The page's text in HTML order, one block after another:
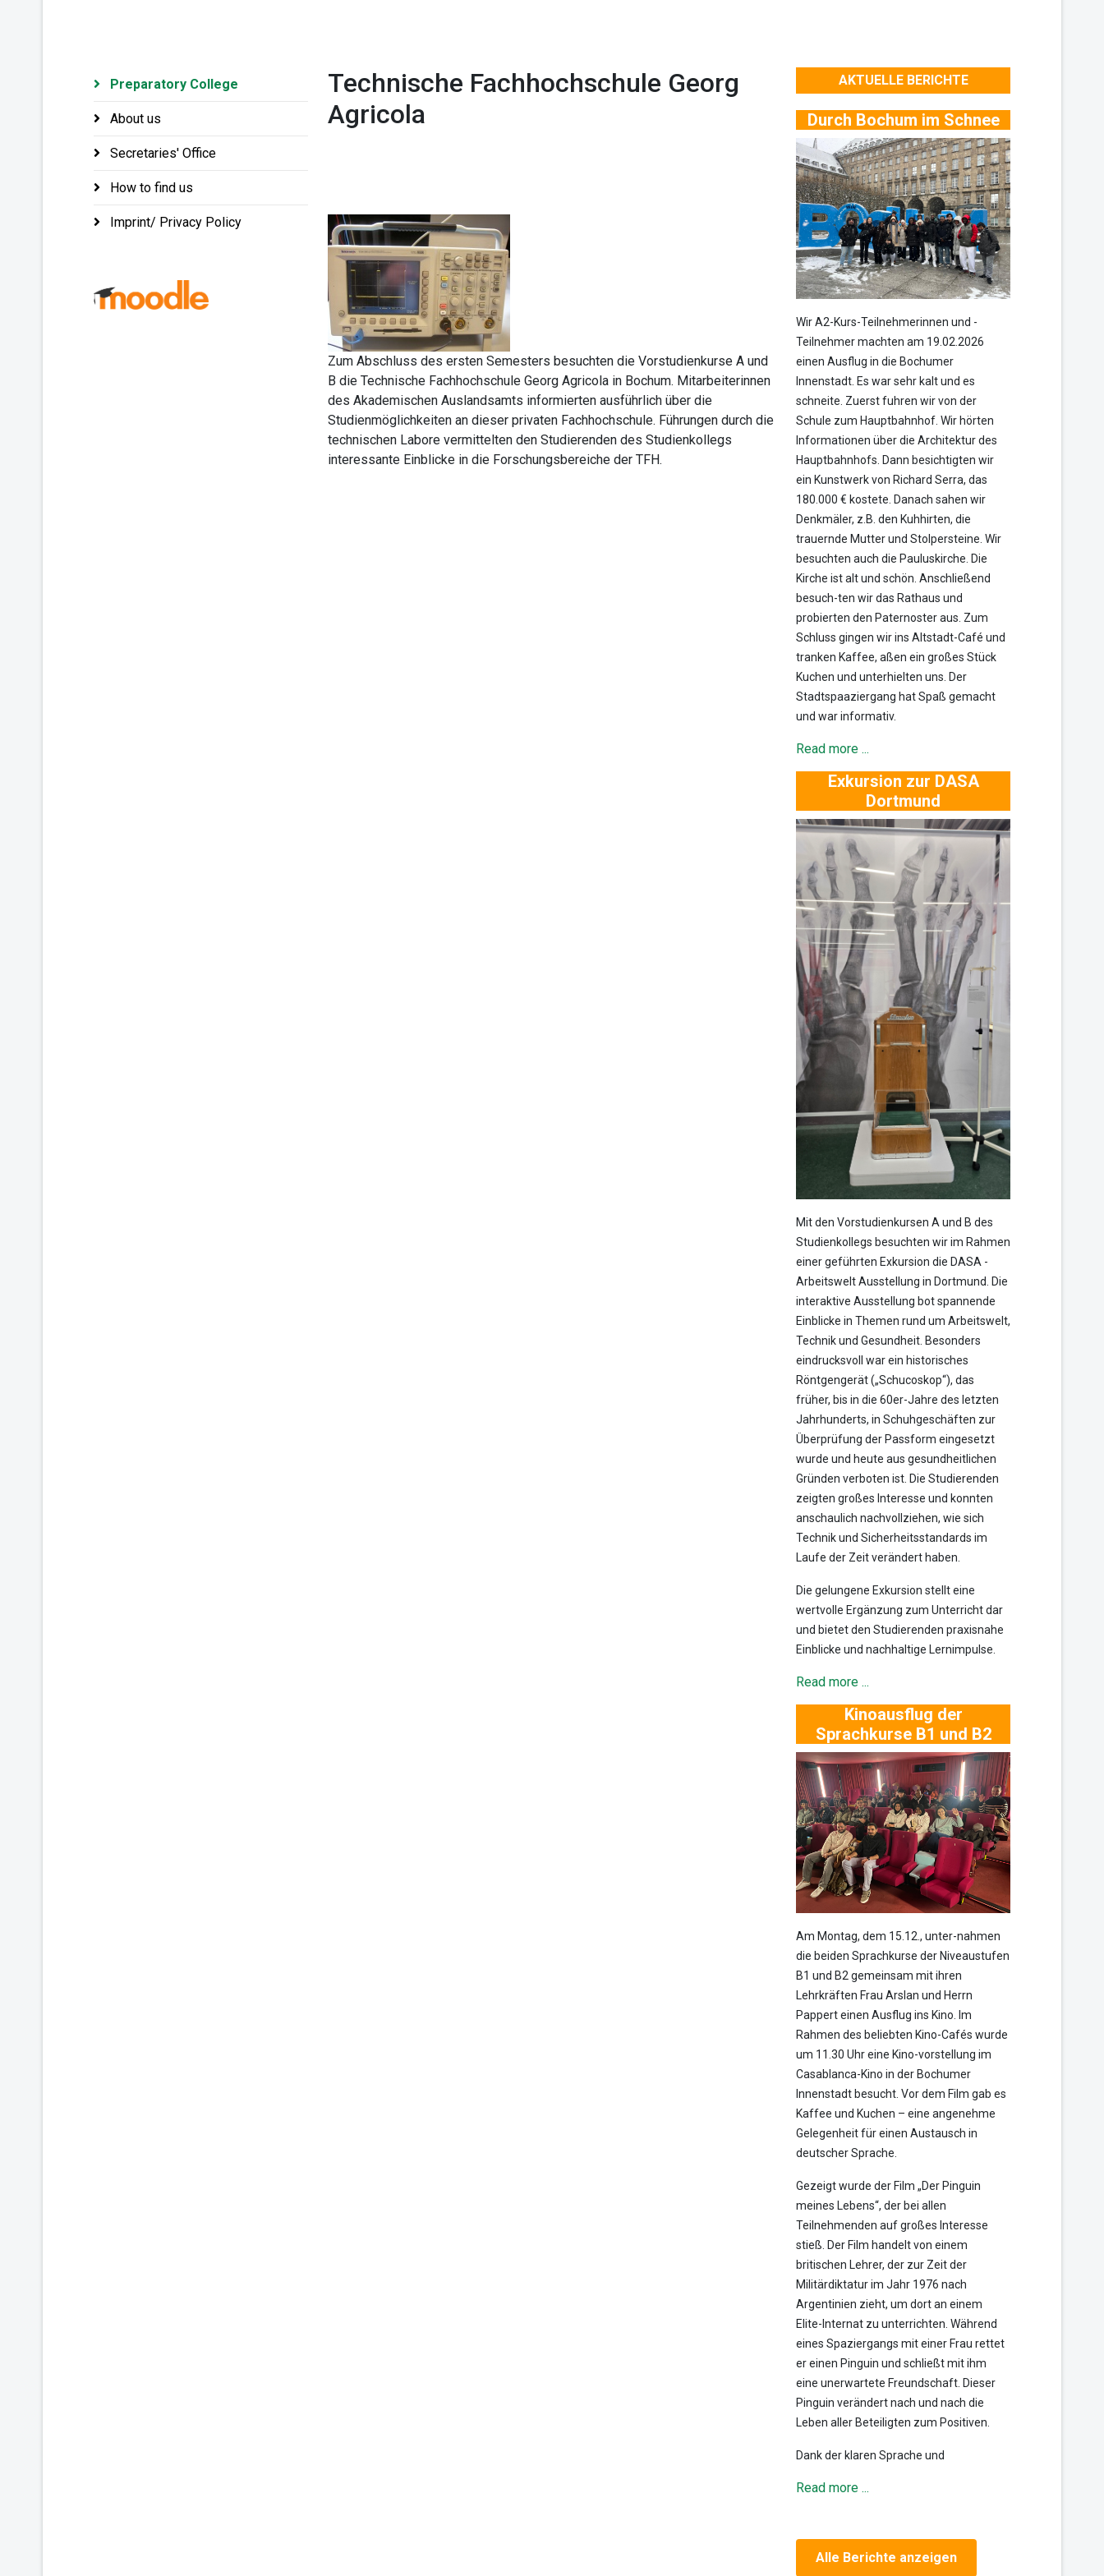
Preparatory College
About us
Secretaries' Office
How to find us
Imprint/ Privacy Policy
Technische Fachhochschule Georg
Agricola
Zum Abschluss des ersten Semesters besuchten die Vorstudienkurse A und
B die Technische Fachhochschule Georg Agricola in Bochum. Mitarbeiterinnen
des Akademischen Auslandsamts informierten ausführlich über die
Studienmöglichkeiten an dieser privaten Fachhochschule. Führungen durch die
technischen Labore vermittelten den Studierenden des Studienkollegs
interessante Einblicke in die Forschungsbereiche der TFH.
AKTUELLE BERICHTE
Durch Bochum im Schnee
Wir A2-Kurs-Teilnehmerinnen und -
Teilnehmer machten am 19.02.2026
einen Ausflug in die Bochumer
Innenstadt. Es war sehr kalt und es
schneite. Zuerst fuhren wir von der
Schule zum Hauptbahnhof. Wir hörten
Informationen über die Architektur des
Hauptbahnhofs. Dann besichtigten wir
ein Kunstwerk von Richard Serra, das
180.000 € kostete. Danach sahen wir
Denkmäler, z.B. den Kuhhirten, die
trauernde Mutter und Stolpersteine. Wir
besuchten auch die Pauluskirche. Die
Kirche ist alt und schön. Anschließend
besuch-ten wir das Rathaus und
probierten den Paternoster aus. Zum
Schluss gingen wir ins Altstadt-Café und
tranken Kaffee, aßen ein großes Stück
Kuchen und unterhielten uns. Der
Stadtspaaziergang hat Spaß gemacht
und war informativ.
Read more ...
Exkursion zur DASA
Dortmund
Mit den Vorstudienkursen A und B des
Studienkollegs besuchten wir im Rahmen
einer geführten Exkursion die DASA -
Arbeitswelt Ausstellung in Dortmund. Die
interaktive Ausstellung bot spannende
Einblicke in Themen rund um Arbeitswelt,
Technik und Gesundheit. Besonders
eindrucksvoll war ein historisches
Röntgengerät („Schucoskop“), das
früher, bis in die 60er-Jahre des letzten
Jahrhunderts, in Schuhgeschäften zur
Überprüfung der Passform eingesetzt
wurde und heute aus gesundheitlichen
Gründen verboten ist. Die Studierenden
zeigten großes Interesse und konnten
anschaulich nachvollziehen, wie sich
Technik und Sicherheitsstandards im
Laufe der Zeit verändert haben.
Die gelungene Exkursion stellt eine
wertvolle Ergänzung zum Unterricht dar
und bietet den Studierenden praxisnahe
Einblicke und nachhaltige Lernimpulse.
Read more ...
Kinoausflug der
Sprachkurse B1 und B2
Am Montag, dem 15.12., unter-nahmen
die beiden Sprachkurse der Niveaustufen
B1 und B2 gemeinsam mit ihren
Lehrkräften Frau Arslan und Herrn
Pappert einen Ausflug ins Kino. Im
Rahmen des beliebten Kino-Cafés wurde
um 11.30 Uhr eine Kino-vorstellung im
Casablanca-Kino in der Bochumer
Innenstadt besucht. Vor dem Film gab es
Kaffee und Kuchen – eine angenehme
Gelegenheit für einen Austausch in
deutscher Sprache.
Gezeigt wurde der Film „Der Pinguin
meines Lebens“, der bei allen
Teilnehmenden auf großes Interesse
stieß. Der Film handelt von einem
britischen Lehrer, der zur Zeit der
Militärdiktatur im Jahr 1976 nach
Argentinien zieht, um dort an einem
Elite-Internat zu unterrichten. Während
eines Spaziergangs mit einer Frau rettet
er einen Pinguin und schließt mit ihm
eine unerwartete Freundschaft. Dieser
Pinguin verändert nach und nach die
Leben aller Beteiligten zum Positiven.
Dank der klaren Sprache und
Read more ...
Alle Berichte anzeigen